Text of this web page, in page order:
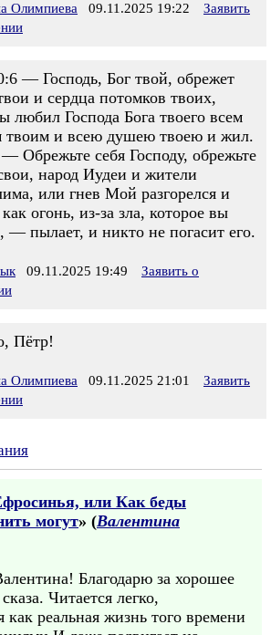
Олимпиева 09.11.2025 19:22
Заявить
— Господь, Бог твой, обрежет
и сердца потомков твоих,
любил Господа Бога твоего всем
твоим и всею душею твоею и жил.
Обрежьте себя Господу, обрежьте
народ Иудеи и жители
или гнев Мой разгорелся и
огонь, из-за зла, которое вы
— пылает, и никто не погасит его.
09.11.2025 19:49
Заявить о
Пётр!
Олимпиева 09.11.2025 21:01
Заявить
или Как беды
могут» (Валентина
Благодарю за хорошее
Читается легко,
как реальная жизнь того времени